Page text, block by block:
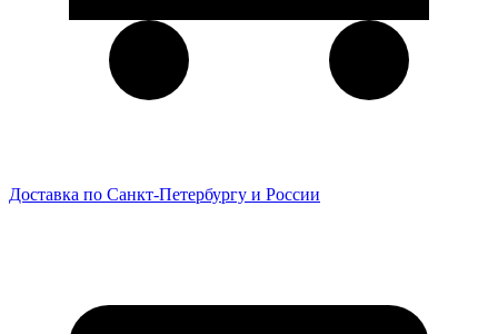
Доставка по Санкт-Петербургу и России